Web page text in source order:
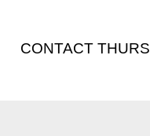
CONTACT THURS